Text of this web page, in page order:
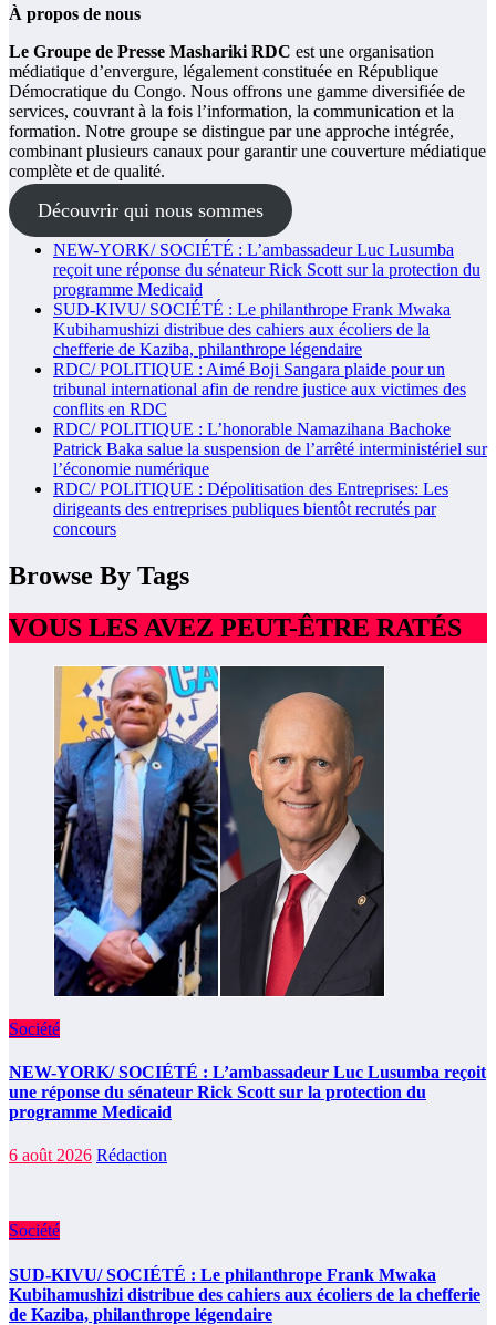
À propos de nous
Le Groupe de Presse Mashariki RDC est une organisation
médiatique d’envergure, légalement constituée en République
Démocratique du Congo. Nous offrons une gamme diversifiée de
services, couvrant à la fois l’information, la communication et la
formation. Notre groupe se distingue par une approche intégrée,
combinant plusieurs canaux pour garantir une couverture médiatique
complète et de qualité.
Découvrir qui nous sommes
NEW-YORK/ SOCIÉTÉ : L’ambassadeur Luc Lusumba
reçoit une réponse du sénateur Rick Scott sur la protection du
programme Medicaid
SUD-KIVU/ SOCIÉTÉ : Le philanthrope Frank Mwaka
Kubihamushizi distribue des cahiers aux écoliers de la
chefferie de Kaziba, philanthrope légendaire
RDC/ POLITIQUE : Aimé Boji Sangara plaide pour un
tribunal international afin de rendre justice aux victimes des
conflits en RDC
RDC/ POLITIQUE : L’honorable Namazihana Bachoke
Patrick Baka salue la suspension de l’arrêté interministériel sur
l’économie numérique
RDC/ POLITIQUE : Dépolitisation des Entreprises: Les
dirigeants des entreprises publiques bientôt recrutés par
concours
Browse By Tags
VOUS LES AVEZ PEUT-ÊTRE RATÉS
Société
NEW-YORK/ SOCIÉTÉ : L’ambassadeur Luc Lusumba reçoit
une réponse du sénateur Rick Scott sur la protection du
programme Medicaid
6 août 2026 Rédaction
Société
SUD-KIVU/ SOCIÉTÉ : Le philanthrope Frank Mwaka
Kubihamushizi distribue des cahiers aux écoliers de la chefferie
de Kaziba, philanthrope légendaire